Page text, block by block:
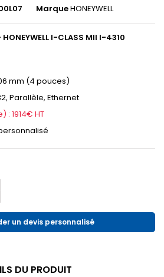
MarqueHONEYWELL
I-CLASS MII I-4310
mm (4 pouces)
Parallèle, Ethernet
: 1914€ HT
un devis personnalisé
DU PRODUIT